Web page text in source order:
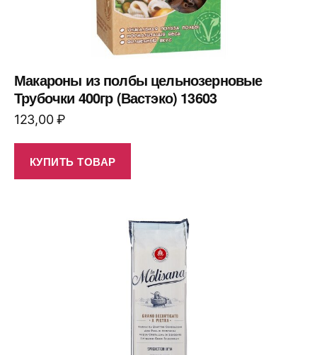
Макароны из полбы цельнозерновые
Трубочки 400гр (Вастэко) 13603
123,00₽
КУПИТЬ ТОВАР